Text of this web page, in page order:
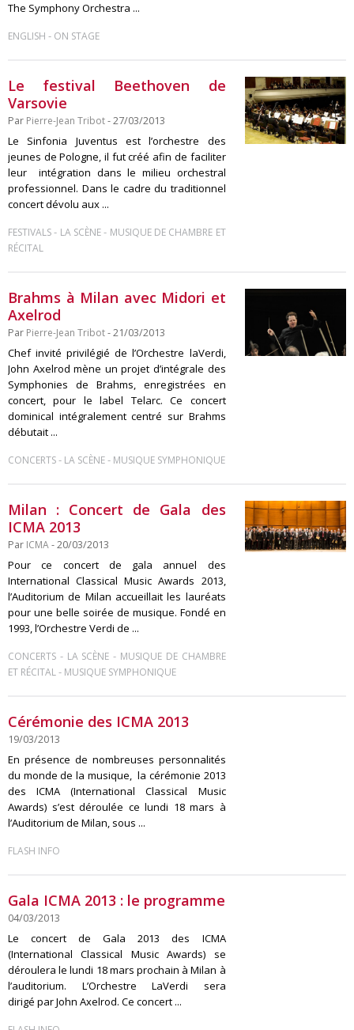
The Symphony Orchestra ...
ENGLISH - ON STAGE
Le festival Beethoven de
Varsovie
Par Pierre-Jean Tribot- 27/03/2013
Le Sinfonia Juventus est l’orchestre des
jeunes de Pologne, il fut créé afin de faciliter
leur intégration dans le milieu orchestral
professionnel. Dans le cadre du traditionnel
concert dévolu aux ...
FESTIVALS- LA SCÈNE- MUSIQUE DE CHAMBRE ET
RÉCITAL
Brahms à Milan avec Midori et
Axelrod
Par Pierre-Jean Tribot- 21/03/2013
Chef invité privilégié de l’Orchestre laVerdi,
John Axelrod mène un projet d’intégrale des
Symphonies de Brahms, enregistrées en
concert, pour le label Telarc. Ce concert
dominical intégralement centré sur Brahms
débutait ...
CONCERTS- LA SCÈNE- MUSIQUE SYMPHONIQUE
Milan : Concert de Gala des
ICMA 2013
Par ICMA- 20/03/2013
Pour ce concert de gala annuel des
International Classical Music Awards 2013,
l’Auditorium de Milan accueillait les lauréats
pour une belle soirée de musique. Fondé en
1993, l’Orchestre Verdi de ...
CONCERTS - LA SCÈNE - MUSIQUE DE CHAMBRE
ET RÉCITAL- MUSIQUE SYMPHONIQUE
Cérémonie des ICMA 2013
19/03/2013
En présence de nombreuses personnalités
du monde de la musique, la cérémonie 2013
des ICMA (International Classical Music
Awards) s’est déroulée ce lundi 18 mars à
l’Auditorium de Milan, sous ...
FLASH INFO
Gala ICMA 2013 : le programme
04/03/2013
Le concert de Gala 2013 des ICMA
(International Classical Music Awards) se
déroulera le lundi 18 mars prochain à Milan à
l’auditorium. L’Orchestre LaVerdi sera
dirigé par John Axelrod. Ce concert ...